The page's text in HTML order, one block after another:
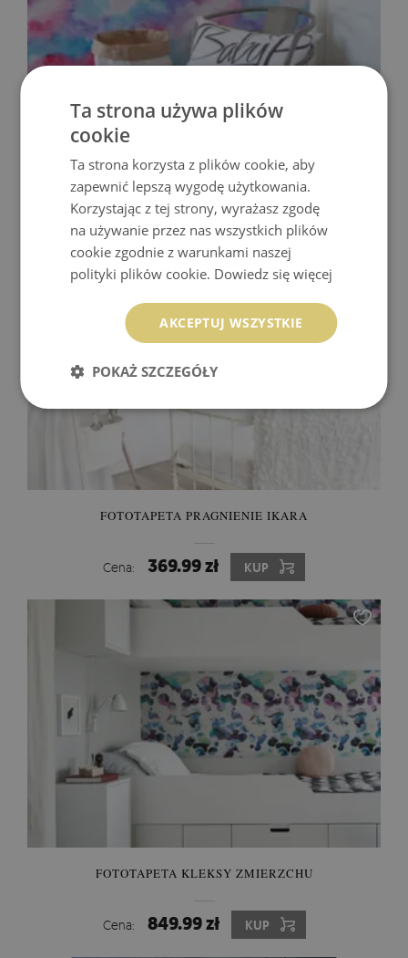
FOTOTAPETA WIECZORNE NIEBO
Cena: 369.99 zł KUP
FOTOTAPETA PRAGNIENIE IKARA
Cena: 369.99 zł KUP
FOTOTAPETA KLEKSY ZMIERZCHU
Cena: 849.99 zł KUP
Ta strona używa plików
cookie
Ta strona korzysta z plików cookie, aby
zapewnić lepszą wygodę użytkowania.
Korzystając z tej strony, wyrażasz zgodę
na używanie przez nas wszystkich plików
cookie zgodnie z warunkami naszej
polityki plików cookie. Dowiedz się więcej
AKCEPTUJ WSZYSTKIE
POKAŻ SZCZEGÓŁY